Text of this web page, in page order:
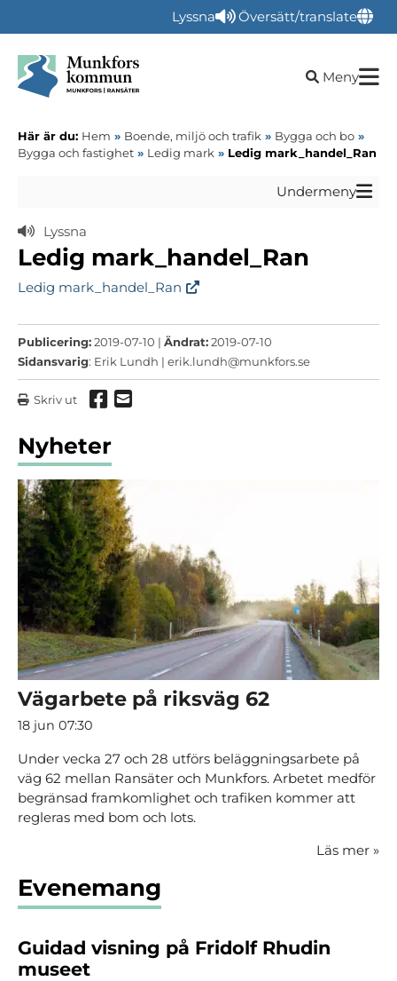
Lyssna Översätt/translate
Öppna
Meny
Här är du: Hem » Boende, miljö och trafik » Bygga och bo »
Bygga och fastighet » Ledig mark » Ledig mark_handel_Ran
Undermeny
Lyssna
Ledig mark_handel_Ran
Ledig mark_handel_Ran
Publicering:2019-07-10 | Ändrat:2019-07-10
Sidansvarig: Erik Lundh | erik.lundh@munkfors.se
Skriv ut Dela via Facebook
Dela via mail
Nyheter
Vägarbete på riksväg 62
18 jun 07:30
Under vecka 27 och 28 utförs beläggningsarbete på
väg 62 mellan Ransäter och Munkfors. Arbetet medför
begränsad framkomlighet och trafiken kommer att
regleras med bom och lots.
Läs mer »
Evenemang
Guidad visning på Fridolf Rhudin
museet